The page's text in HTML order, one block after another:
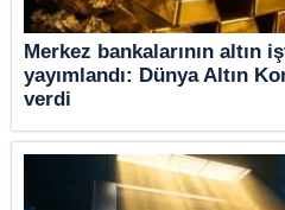
Merkez bankalarının altın
yayımlandı: Dünya Altın
verdi